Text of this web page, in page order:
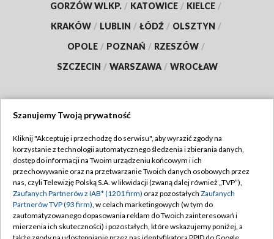
GORZÓW WLKP. / KATOWICE / KIELCE /
KRAKÓW / LUBLIN / ŁÓDŹ / OLSZTYN /
OPOLE / POZNAŃ / RZESZÓW /
SZCZECIN / WARSZAWA / WROCŁAW
TVP
Abonament TVP
Emisja w TVP
Centrum informacji TVP
Naziemna Telewizja Cyfrowa
Regulamin TVP
Polityka prywatności
Moje zgody
Pomoc
Szanujemy Twoją prywatność
Kliknij "Akceptuję i przechodzę do serwisu", aby wyrazić zgody na
korzystanie z technologii automatycznego śledzenia i zbierania danych,
dostęp do informacji na Twoim urządzeniu końcowym i ich
przechowywanie oraz na przetwarzanie Twoich danych osobowych przez
nas, czyli Telewizję Polską S.A. w likwidacji (zwaną dalej również „TVP”),
Zaufanych Partnerów z IAB* (1201 firm) oraz pozostałych Zaufanych
Partnerów TVP (93 firm), w celach marketingowych (w tym do
zautomatyzowanego dopasowania reklam do Twoich zainteresowań i
mierzenia ich skuteczności) i pozostałych, które wskazujemy poniżej, a